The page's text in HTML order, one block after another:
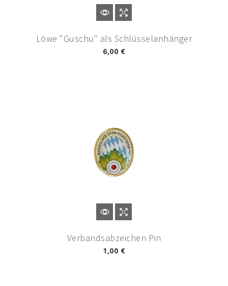
Löwe "Guschu" als Schlüsselanhänger
6,00 €
Verbandsabzeichen Pin
1,00 €